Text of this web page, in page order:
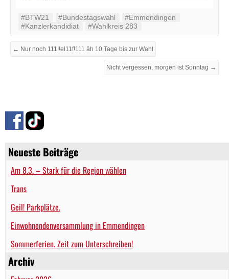
Neueste Beiträge
Am 8.3. – Stark für die Region wählen
Trans
Geil! Parkplätze.
Einwohnendenversammlung in Emmendingen
Sommerferien. Zeit zum Unterschreiben!
Archiv
#BTW21 #Bundestagswahl
#Emmendingen
#Kanzlerkandidiat
#Wahlkreis 283
← Nur noch 111!!el11f!111 äh 10 Tage bis zur Wahl
Nicht vergessen, morgen ist Sonntag →